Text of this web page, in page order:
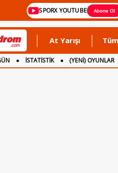
SPORX YOUTUBE Abone Ol
At Yarışı
İSTATİSTİK
(YENİ) OYUNLAR